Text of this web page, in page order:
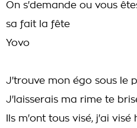
On s'demande ou vous
sa fait la fête
Yovo
J'trouve mon égo sous le
J'laisserais ma rime te
Ils m'ont tous visé, j'ai visé